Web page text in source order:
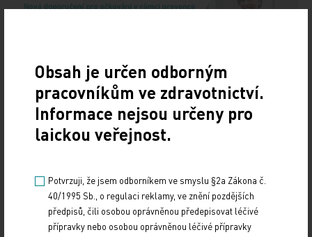
Doporučené
19. světový kongres Controversies in Neurology
10. 3. 2025
19. světový kongres Controversies in Neurology (CONy)
se bude konat v termínu 20.–22. března 2025 v Praze.
Obsah je určen odborným
pracovníkům ve zdravotnictví.
Informace nejsou určeny pro
laickou veřejnost.
Potvrzuji, že jsem odborníkem ve smyslu §2a Zákona č.
40/1995 Sb., o regulaci reklamy, ve znění pozdějších
předpisů, čili osobou oprávněnou předepisovat léčivé
přípravky nebo osobou oprávněnou léčivé přípravky